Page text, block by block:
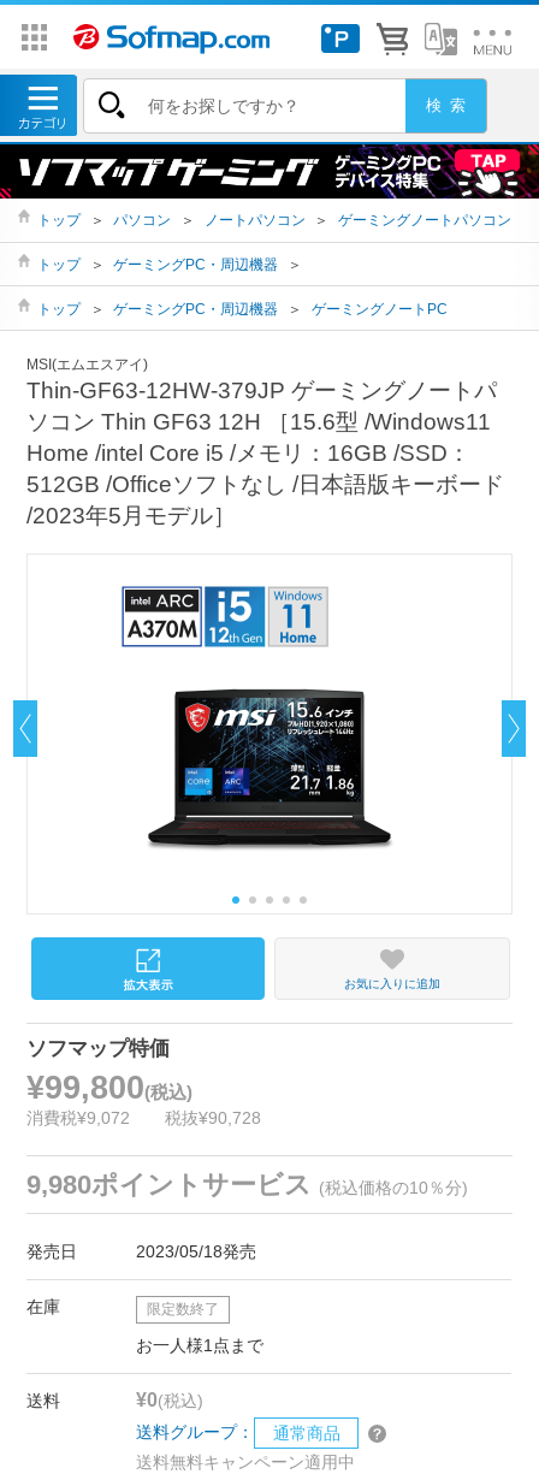
トップ ＞ パソコン ＞ ノートパソコン ＞ ゲーミングノートパソコン
トップ ＞ ゲーミングPC・周辺機器 ＞
トップ ＞ ゲーミングPC・周辺機器 ＞ ゲーミングノートPC
MSI(エムエスアイ)
Thin-GF63-12HW-379JP ゲーミングノートパ
ソコン Thin GF63 12H ［15.6型 /Windows11
Home /intel Core i5 /メモリ：16GB /SSD：
512GB /Officeソフトなし /日本語版キーボード
/2023年5月モデル］
お気に入りに追加
ソフマップ特価
¥99,800(税込)
消費税¥9,072 税抜¥90,728
9,980ポイントサービス (税込価格の10％分)
発売日 2023/05/18発売
在庫 限定数終了
お一人様1点まで
送料 ¥0(税込)
送料グループ：
通常商品
送料無料キャンペーン適用中